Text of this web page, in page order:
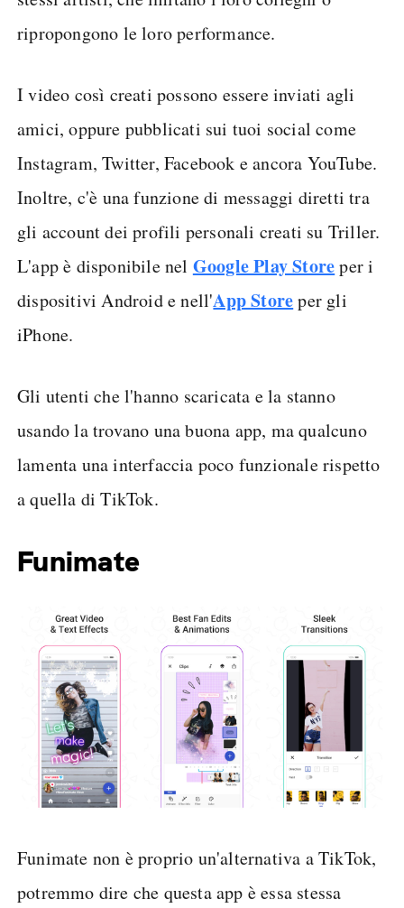
ripropongono le loro performance.
I video così creati possono essere inviati agli
amici, oppure pubblicati sui tuoi social come
Instagram, Twitter, Facebook e ancora YouTube.
Inoltre, c'è una funzione di messaggi diretti tra
gli account dei profili personali creati su Triller.
L'app è disponibile nel Google Play Storeper i
dispositivi Android e nell'App Storeper gli
iPhone.
Gli utenti che l'hanno scaricata e la stanno
usando la trovano una buona app, ma qualcuno
lamenta una interfaccia poco funzionale rispetto
a quella di TikTok.
Funimate
Funimate non è proprio un'alternativa a TikTok,
potremmo dire che questa app è essa stessa